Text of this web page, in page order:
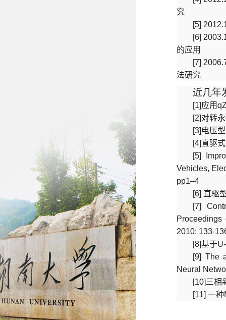
究
[5]
[6]
的应用
[7]
法研究
近几年
[1]应用
[2]对转
[3]电压
[4]直驱
[5]
Vehicles,
pp1–4
[6] 直驱
[7]
2010: 133-
[8]基于
[9] The
Neural
[10] 三相
[11] 一种